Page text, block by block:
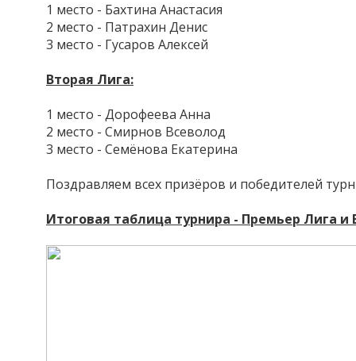
1 место - Бахтина Анастасия
2 место - Патрахин Денис
3 место - Гусаров Алексей
Вторая Лига:
1 место - Дорофеева Анна
2 место - Смирнов Всеволод
3 место - Семёнова Екатерина
Поздравляем всех призёров и победителей
Итоговая таблица турнира - Премьер Лига